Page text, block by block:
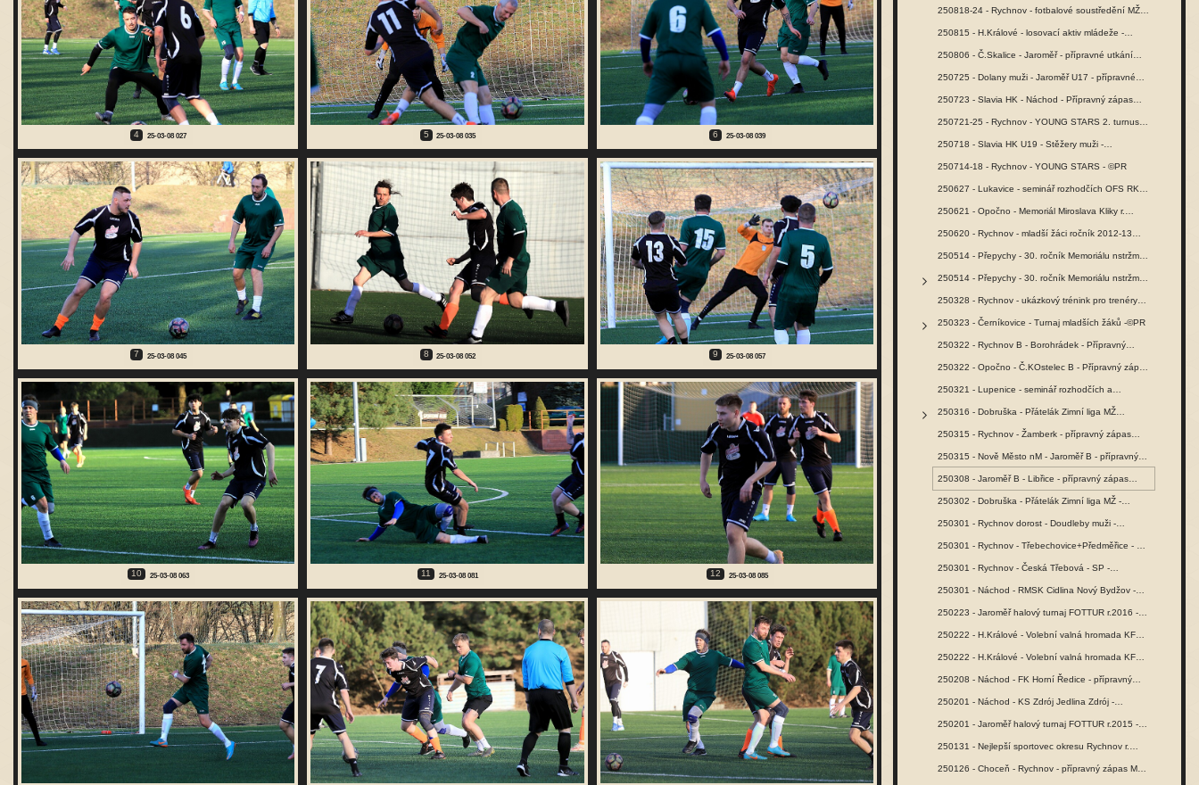
4 25-03-08 027 5 25-03-08 035 6 25-03-08 039
7 25-03-08 045 8 25-03-08 052 9 25-03-08 057
10 25-03-08 063 11 25-03-08 081 12 25-03-08 085
250818-24 - Rychnov - fotbalové soustředění MŽ -…
250815 - H.Králové - losovací aktiv mládeže -…
250806 - Č.Skalice - Jaroměř - přípravné utkání…
250725 - Dolany muži - Jaroměř U17 - přípravné…
250723 - Slavia HK - Náchod - Přípravný zápas…
250721-25 - Rychnov - YOUNG STARS 2. turnus -…
250718 - Slavia HK U19 - Stěžery muži -…
250714-18 - Rychnov - YOUNG STARS - ©PR
250621 - Opočno - Memoriál Miroslava Kliky r.…
250620 - Rychnov - mladší žáci ročník 2012-13…
250514 - Přepychy - 30. ročník Memoriálu nstržm.…
250514 - Přepychy - 30. ročník Memoriálu nstržm.…
250328 - Rychnov - ukázkový trénink pro trenéry…
250323 - Černíkovice - Turnaj mladších žáků -©PR
250322 - Rychnov B - Borohrádek - Přípravný…
250321 - Lupenice - seminář rozhodčích a…
250316 - Dobruška - Přátelák Zimní liga MŽ…
250315 - Rychnov - Žamberk - přípravný zápas…
250315 - Nově Město nM - Jaroměř B - přípravný…
250308 - Jaroměř B - Libřice - přípravný zápas…
250302 - Dobruška - Přátelák Zimní liga MŽ -…
250301 - Rychnov dorost - Doudleby muži -…
250301 - Rychnov - Česká Třebová - SP -…
250301 - Náchod - RMSK Cidlina Nový Bydžov -…
250223 - Jaroměř halový turnaj FOTTUR r.2016 -…
250222 - H.Králové - Volební valná hromada KFS…
250222 - H.Králové - Volební valná hromada KFS…
250208 - Náchod - FK Horní Ředice - přípravný…
250201 - Náchod - KS Zdrój Jedlina Zdrój -…
250201 - Jaroměř halový turnaj FOTTUR r.2015 -…
250131 - Nejlepší sportovec okresu Rychnov r.…
250126 - Choceň - Rychnov - přípravný zápas MŽ -…